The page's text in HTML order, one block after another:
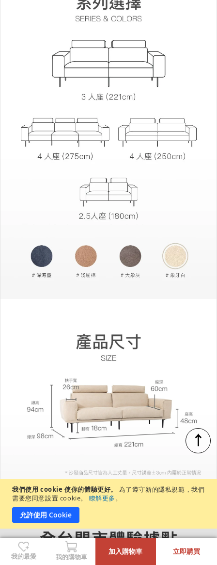
我們使用 cookie 使你的體驗更好。
為了遵守新的隱私規範，我們
需要您同意設置 cookie。
瞭解更多。
允許使用 Cookie
↑
我的最愛 我的購物車
加入購物車 立即購買
+
-